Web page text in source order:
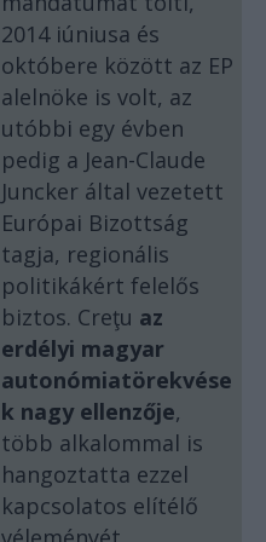
2014 iúniusa és
októbere között az EP
alelnöke is volt, az
utóbbi egy évben
pedig a Jean-Claude
Juncker által vezetett
Európai Bizottság
tagja, regionális
politikákért felelős
biztos. Creţu az
erdélyi magyar
autonómiatörekvése
k nagy ellenzője,
több alkalommal is
hangoztatta ezzel
kapcsolatos elítélő